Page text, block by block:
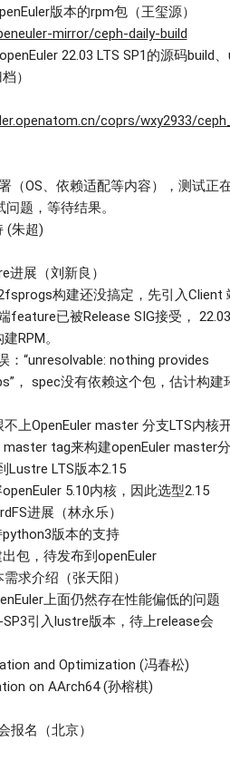
版本的rpm包（王玺源）
mirror/ceph-daily-build
22.03 LTS SP1的源码build
）
coprs/wxy2933/
（OS、依赖适配等内容），测试正
题，等待结果。
(朱超)
进展（刘新良）
构建还没搞定，先引入Client
feature已被Release SIG接受，
RPM。
：“unresolvable: nothing provides
， spec没有依赖这个包，估计构建
上OpenEuler master 分支LTS内核
tag来构建openEuler master分
Lustre LTS版本2.15
5.10内核，因此选型2.15
进展（林永乐）
版本的支持
包，待发布到openEuler
求介绍（张天阳）
上面仍然存在性能偏低的问题
SP3引入lustre版本，待上release会
and Optimization (冯春松)
on AArch64 (孙榕棋)
报名（北京）